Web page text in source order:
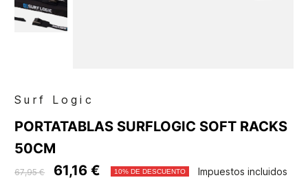
Surf Logic
PORTATABLAS SURFLOGIC SOFT RACKS
50CM
67,95 € 61,16 € 10% DE DESCUENTO Impuestos incluidos